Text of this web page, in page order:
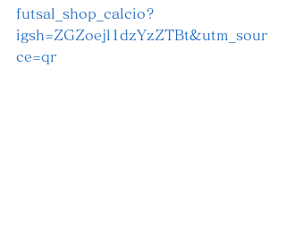
futsal_shop_calcio?
igsh=ZGZoejl1dzYzZTBt&utm_sour
ce=qr